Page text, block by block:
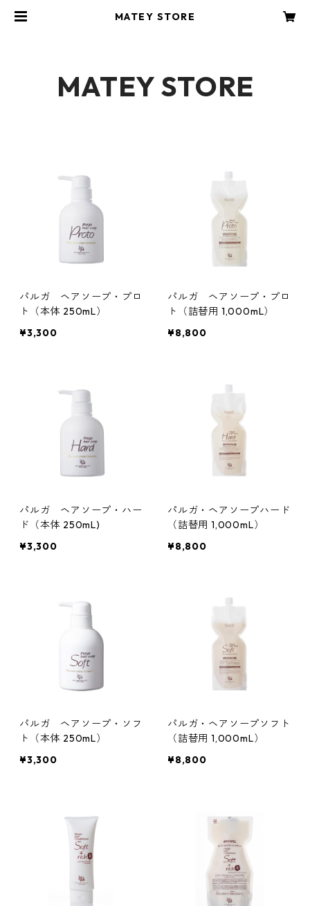
MATEY STORE
MATEY STORE
パルガ ヘアソープ・プロ
ト（本体 250mL）
¥3,300
パルガ ヘアソープ・プロ
ト（詰替用 1,000mL）
¥8,800
パルガ ヘアソープ・ハー
ド（本体 250mL)
¥3,300
パルガ・ヘアソープハード
（詰替用 1,000mL）
¥8,800
パルガ ヘアソープ・ソフ
ト（本体 250mL）
¥3,300
パルガ・ヘアソープソフト
（詰替用 1,000mL）
¥8,800